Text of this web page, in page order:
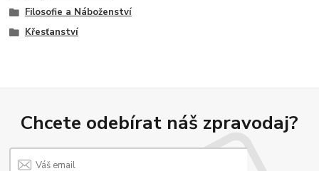
Filosofie a Náboženství
Křesťanství
Chcete odebírat náš zpravodaj?